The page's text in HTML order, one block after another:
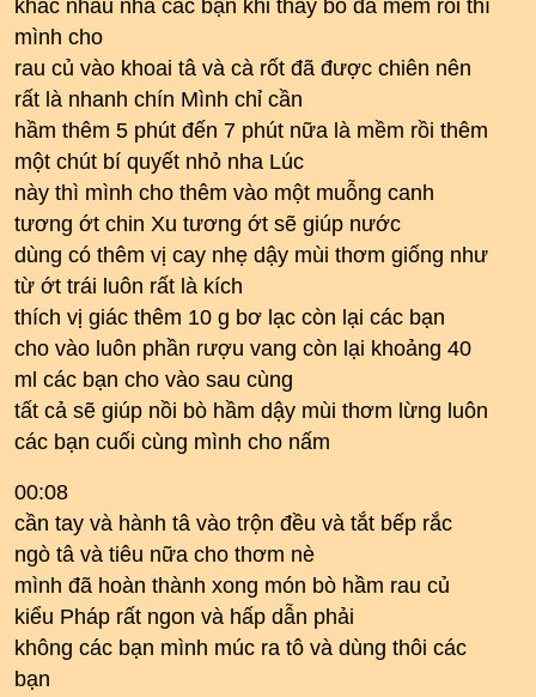
khác nhau nha các bạn khi thấy bò đã mềm rồi thì
mình cho
rau củ vào khoai tâ và cà rốt đã được chiên nên
rất là nhanh chín Mình chỉ cần
hầm thêm 5 phút đến 7 phút nữa là mềm rồi thêm
một chút bí quyết nhỏ nha Lúc
này thì mình cho thêm vào một muỗng canh
tương ớt chin Xu tương ớt sẽ giúp nước
dùng có thêm vị cay nhẹ dậy mùi thơm giống như
từ ớt trái luôn rất là kích
thích vị giác thêm 10 g bơ lạc còn lại các bạn
cho vào luôn phần rượu vang còn lại khoảng 40
ml các bạn cho vào sau cùng
tất cả sẽ giúp nồi bò hầm dậy mùi thơm lừng luôn
các bạn cuối cùng mình cho nấm
00:08
cần tay và hành tâ vào trộn đều và tắt bếp rắc
ngò tâ và tiêu nữa cho thơm nè
mình đã hoàn thành xong món bò hầm rau củ
kiểu Pháp rất ngon và hấp dẫn phải
không các bạn mình múc ra tô và dùng thôi các
bạn